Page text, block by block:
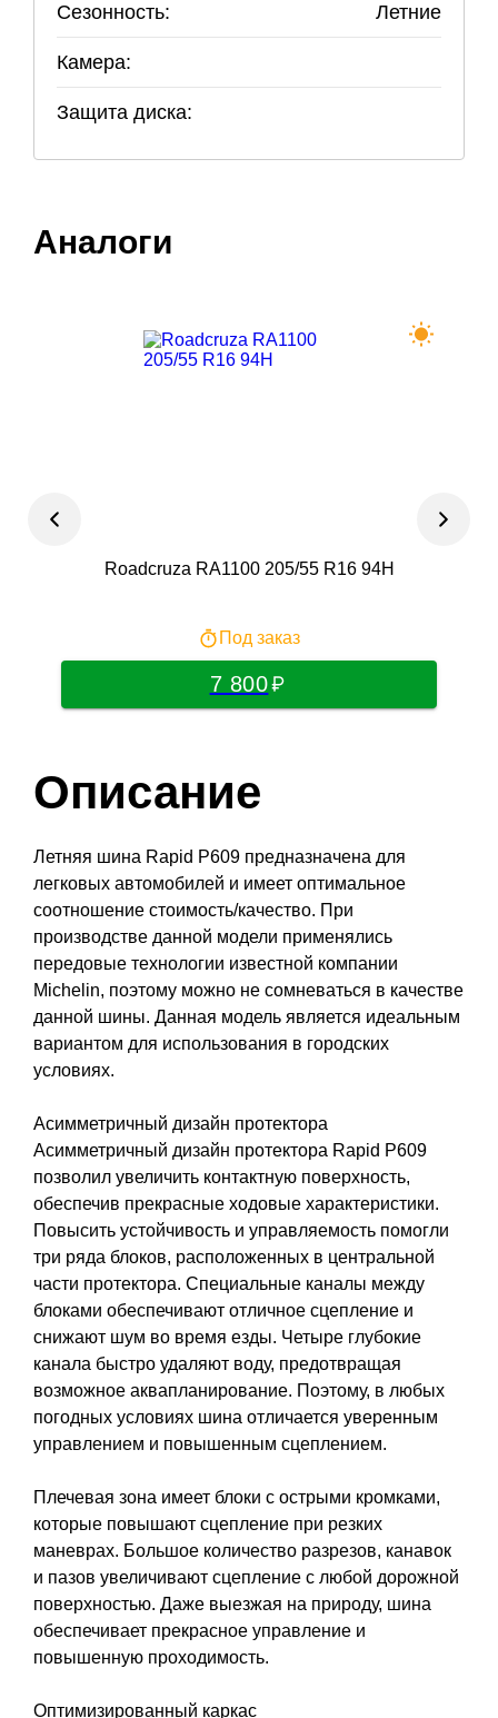
Сезонность: Летние
Камера:
Защита диска:
Аналоги
Roadcruza RA1100 205/55 R16 94H
Под заказ
7 800
Описание
Летняя шина Rapid P609 предназначена для
легковых автомобилей и имеет оптимальное
соотношение стоимость/качество. При
производстве данной модели применялись
передовые технологии известной компании
Michelin, поэтому можно не сомневаться в качестве
данной шины. Данная модель является идеальным
вариантом для использования в городских
условиях.
Асимметричный дизайн протектора
Асимметричный дизайн протектора Rapid P609
позволил увеличить контактную поверхность,
обеспечив прекрасные ходовые характеристики.
Повысить устойчивость и управляемость помогли
три ряда блоков, расположенных в центральной
части протектора. Специальные каналы между
блоками обеспечивают отличное сцепление и
снижают шум во время езды. Четыре глубокие
канала быстро удаляют воду, предотвращая
возможное аквапланирование. Поэтому, в любых
погодных условиях шина отличается уверенным
управлением и повышенным сцеплением.
Плечевая зона имеет блоки с острыми кромками,
которые повышают сцепление при резких
маневрах. Большое количество разрезов, канавок
и пазов увеличивают сцепление с любой дорожной
поверхностью. Даже выезжая на природу, шина
обеспечивает прекрасное управление и
повышенную проходимость.
Оптимизированный каркас